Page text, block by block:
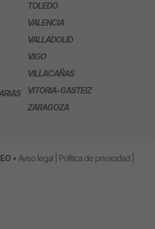
TOLEDO
VALENCIA
VALLADOLID
VIGO
VILLACAÑAS
VITORIA-GASTEIZ
ZARAGOZA
• Aviso legal Política de privacidad